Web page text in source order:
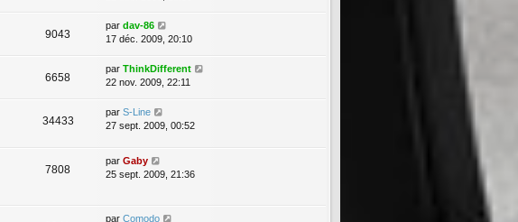
9043
par dav-86
17 déc. 2009, 20:10
6658
par ThinkDifferent
22 nov. 2009, 22:11
34433
par S-Line
27 sept. 2009, 00:52
7808
par Gaby
25 sept. 2009, 21:36
par Comodo